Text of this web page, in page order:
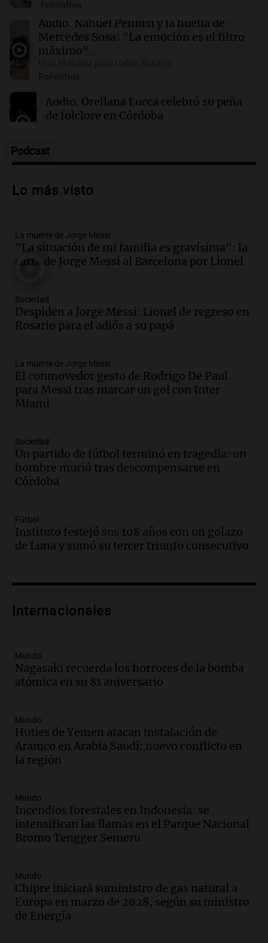
01:49 Mundo
El Pentágono solicita a la industria de defensa
un aumento en la producción de armas
01:31 Ciencia
Reducir alimentos dulces no disminuye
antojos ni mejora la salud, según estudio
Episodios
Audio. Nahuel Pennisi y la huella de
Mercedes Sosa: "La emoción es el filtro
máximo".
Episodios
Audio. Orellana Lucca celebró su peña
de folclore en Córdoba
Audio.Trágico accidente en Mendoza:
vehículos desde un puente
Audio.Tragedia en Mendoza: un muerto
y cinco heridos tras caer dos autos desde
un puente
Audio.Messi llegará esta noche a
Rosario para acompañar a su familia
Episodios
Audio.Ley de Propiedad Privada: el revés
en el Congreso expuso una debilidad
comunicacional del Gobierno
Episodios
Audio.Casabindo se prepara para una
celebración única: 30.000 turistas y el
tradicional Toreo de la Vincha
Audio.Borges, abogada de Pourrain:
"Tres hombres se lo llevaron para
hacerle preguntas y nunca regresó"
Episodios
metros del río Suquía y retiraron hasta
Episodios
Audio.La historia de la servilleta que
firmó Jorge Messi para el primer
Episodios
Audio.Joan Gaspart: "Sin Jorge, no sé si
Messi hubiera llegado adonde llegó"
Audio. El orgullo y el sueño argentino de
Jorge Messi en una entrevista con Rony
Vargas en 2007
Audio.El abuelo de Agostina Vega, tras
las nuevas detenciones: "En esa casa
todos tenían algo que ver"
Podcast
Lo más visto
La muerte de Jorge Messi
"La situación de mi familia es gravísima": la
carta de Jorge Messi al Barcelona por Lionel
Sociedad
Despiden a Jorge Messi: Lionel de regreso en
Rosario para el adiós a su papá
La muerte de Jorge Messi
El conmovedor gesto de Rodrigo De Paul
para Messi tras marcar un gol con Inter
Miami
Sociedad
Un partido de fútbol terminó en tragedia: un
hombre murió tras descompensarse en
Córdoba
Fútbol
Instituto festejó sus 108 años con un golazo
de Luna y sumó su tercer triunfo consecutivo
Internacionales
Mundo
Nagasaki recuerda los horrores de la bomba
atómica en su 81 aniversario
Mundo
Hutíes de Yemen atacan instalación de
Aramco en Arabia Saudí: nuevo conflicto en
la región
Mundo
Incendios forestales en Indonesia: se
intensifican las llamas en el Parque Nacional
Bromo Tengger Semeru
Mundo
Chipre iniciará suministro de gas natural a
Europa en marzo de 2028, según su ministro
de Energía